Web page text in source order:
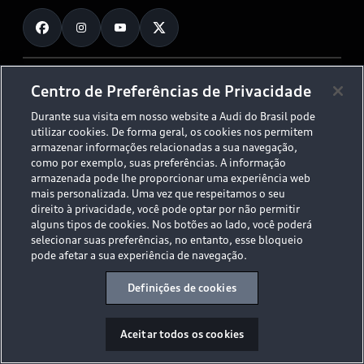
Planejamento de recarga
O Legado do S
Audi Driving Experience
ESG
Tecnologias Audi
Audi Collection
Fale Conosco
Trabalhe Conosco
© 2026 AUDI AG. All Rights Reserved.
Políticas de Privacidade
Código de Conduta
Aviso Legal
Proteção de Dados - LGPD
Sala de Imprensa
Desacelere. Seu bem maior é a vida.
Centro de Preferências de Privacidade
Durante sua visita em nosso website a Audi do Brasil pode
utilizar cookies. De forma geral, os cookies nos permitem
armazenar informações relacionadas a sua navegação,
como por exemplo, suas preferências. A informação
armazenada pode lhe proporcionar uma experiência web
mais personalizada. Uma vez que respeitamos o seu
direito à privacidade, você pode optar por não permitir
alguns tipos de cookies. Nos botões ao lado, você poderá
selecionar suas preferências, no entanto, esse bloqueio
pode afetar a sua experiência de navegação.
Definições de cookies
Aceitar todos os cookies